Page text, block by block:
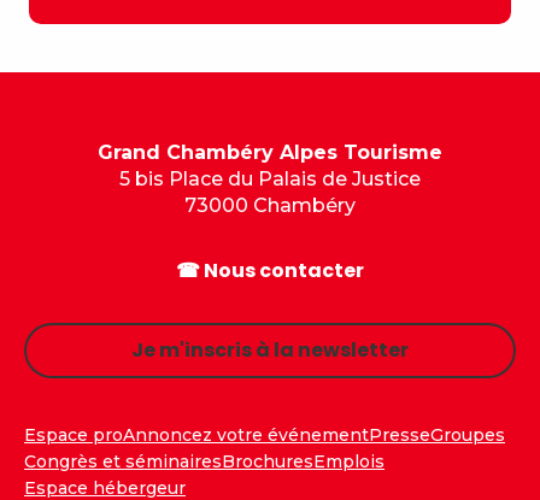
Grand Chambéry Alpes Tourisme
5 bis Place du Palais de Justice
73000 Chambéry
☎ Nous contacter
Je m'inscris à la newsletter
Espace proAnnoncez votre événementPresseGroupes
Congrès et séminairesBrochuresEmplois
Espace hébergeur